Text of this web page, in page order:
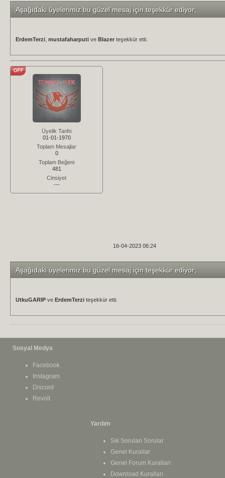
Aşağıdaki üyelerimiz bu güzel mesaj için teşekkür ediyor;
ErdemTerzi mustafaharputi ve Blazer teşekkür etti.
Üyelik Tarihi
01-01-1970
Toplam Mesajlar
0
Toplam Beğeni
481
Cinsiyet
---
16-04-2023 06:24
Aşağıdaki üyelerimiz bu güzel mesaj için teşekkür ediyor;
UtkuGARIP ve ErdemTerzi teşekkür etti.
Sosyal Medya
Facebook
Instagram
Discord
Revolt
Yardım
Sık Sorulan Sorular
Genel Kurallar
Genel Forum Kuralları
Download Kuralları